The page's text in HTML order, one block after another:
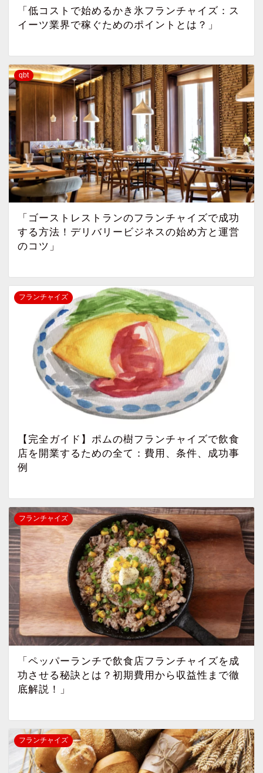
「低コストで始めるかき氷フランチャイズ：ス
イーツ業界で稼ぐためのポイントとは？」
qbt
「ゴーストレストランのフランチャイズで成功
する方法！デリバリービジネスの始め方と運営
のコツ」
フランチャイズ
【完全ガイド】ポムの樹フランチャイズで飲食
店を開業するための全て：費用、条件、成功事
例
フランチャイズ
「ペッパーランチで飲食店フランチャイズを成
功させる秘訣とは？初期費用から収益性まで徹
底解説！」
フランチャイズ